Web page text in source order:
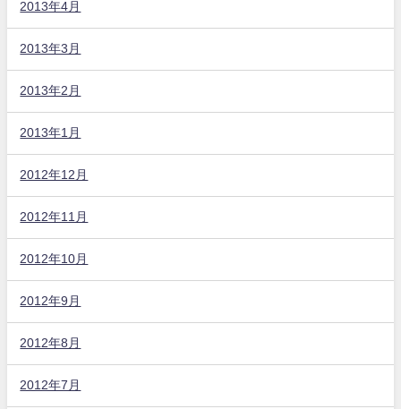
2013年4月
2013年3月
2013年2月
2013年1月
2012年12月
2012年11月
2012年10月
2012年9月
2012年8月
2012年7月